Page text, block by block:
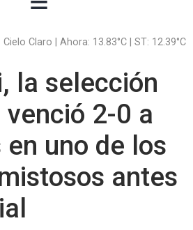
Cielo Claro | Ahora: 13.83°C | ST: 12.39°C
la selección
2-0 a
en uno de los
antes